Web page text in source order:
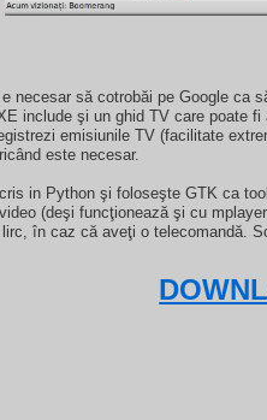
e necesar să cotrobăi pe Google ca
include şi un ghid TV care poate
emisiunile TV (facilitate
este necesar.
in Python şi foloseşte GTK ca
(deşi funcţionează şi cu
lirc, în caz că aveţi o telecomandă.